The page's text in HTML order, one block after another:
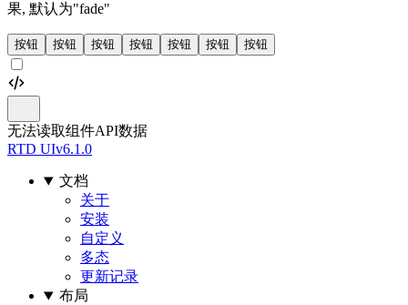
果, 默认为"fade"
按钮 按钮 按钮 按钮 按钮 按钮 按钮
无法读取组件API数据
RTD UIv6.1.0
文档
关于
安装
自定义
多态
更新记录
布局